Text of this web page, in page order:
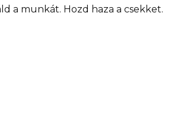
a munkát. Hozd haza a csekket.